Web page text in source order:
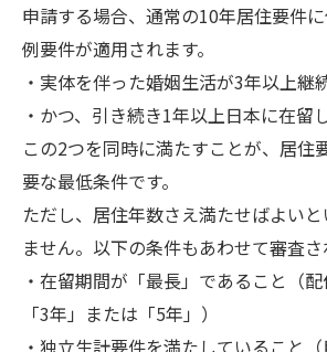
申請する場合、通常の10年居住要件
例要件が適用されます。
・実体を伴った婚姻生活が3年以上継
・かつ、引き続き1年以上日本に在留
この2つを同時に満たすことが、居住
要な最低条件です。
ただし、居住年数さえ満たせばよい
ません。以下の条件もあわせて審査さ
・在留期間が「最長」であること（
「3年」または「5年」）
・独立生計要件を満たしていること